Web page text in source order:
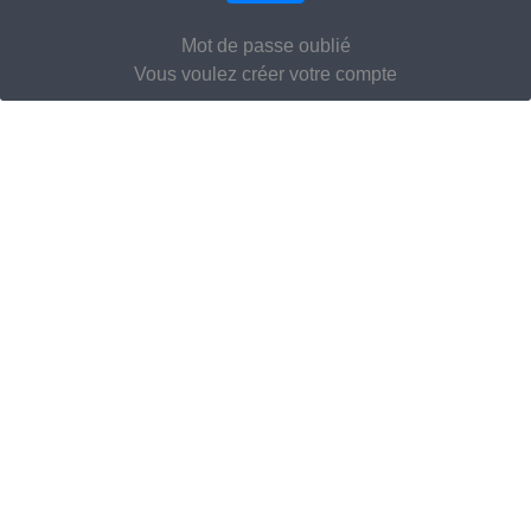
Mot de passe oublié
Vous voulez créer votre compte